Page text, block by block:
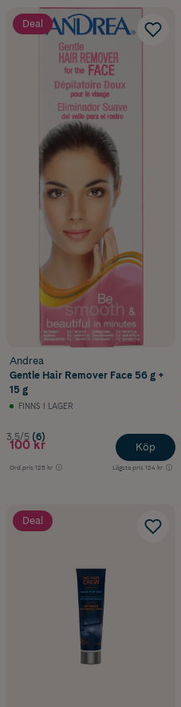
Deal
Andrea
Gentle Hair Remover Face 56 g +
15 g
FINNS I LAGER
3.5/5 (6)
100 kr
Ord.pris 125 kr Lägsta pris 124 kr
Köp
Deal